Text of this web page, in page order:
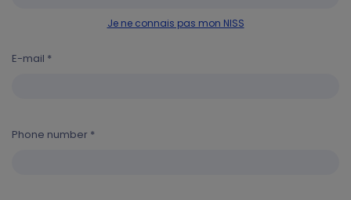
Je ne connais pas mon NISS
E-mail *
Phone number *